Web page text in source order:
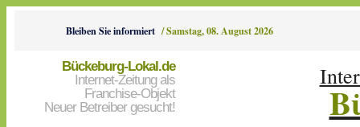
Bleiben Sie informiert /Samstag, 08. August 2026
Bückeburg-Lokal.de
Internet-Zeitung als
Franchise-Objekt
Neuer Betreiber gesucht!